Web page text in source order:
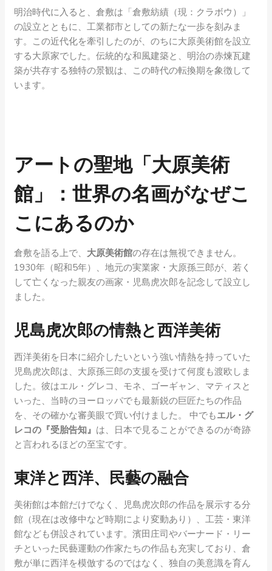
明治時代に入ると、倉敷は「倉敷紡績（現：クラボウ）」
の設立とともに、工業都市としての新たな一歩を刻みま
す。この近代化を牽引したのが、のちに大原美術館を設立
する大原家でした。伝統的な和風建築と、明治の赤煉瓦建
築が共存する独特の景観は、この時代の転換期を象徴して
います。
アートの聖地「大原美術
館」：世界の名画がなぜこ
こにあるのか
倉敷を語る上で、 大原美術館の存在は無視できません。
1930年（昭和5年）、地元の実業家・大原孫三郎が、若く
して亡くなった親友の画家・児島虎次郎を記念して設立し
ました。
児島虎次郎の情熱と西洋美術
西洋美術を日本に紹介したいという強い情熱を持っていた
児島虎次郎は、大原孫三郎の支援を受けて何度も渡欧しま
した。彼はエル・グレコ、モネ、ゴーギャン、マティスと
いった、当時のヨーロッパでも最新鋭の巨匠たちの作品
を、その確かな審美眼で買い付けました。 中でもエル・グ
レコの『受胎告知』 は、日本で見ることができるのが奇跡
と言われるほどの至宝です。
東洋と西洋、民藝の融合
美術館は本館だけでなく、児島虎次郎の作品を展示する分
館（現在は改修中など時期により変動あり）、工芸・東洋
館なども併設されています。濱田庄司やバーナード・リー
チといった民藝運動の作家たちの作品も充実しており、倉
敷が単に西洋を模倣するのではなく、独自の美意識を育ん